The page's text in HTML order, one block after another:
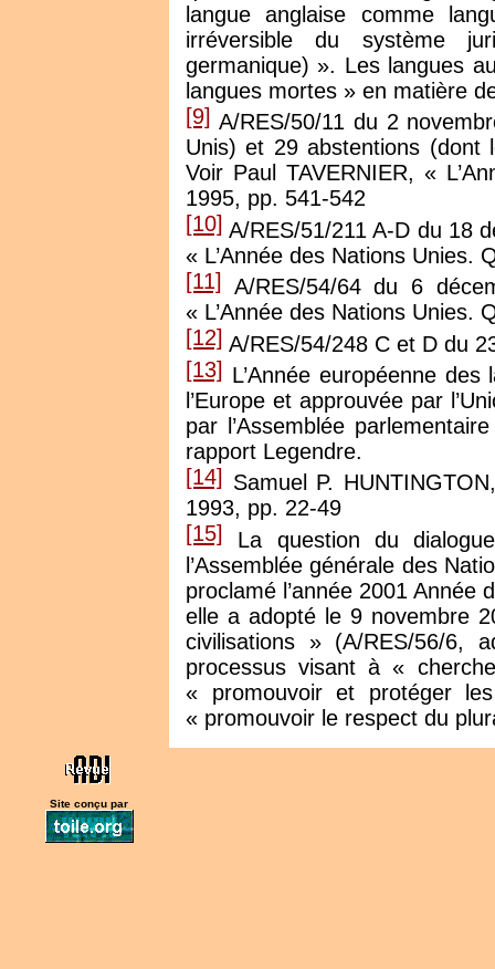
langue anglaise comme
irréversible du système
germanique) ». Les langues
langues mortes » en matière
[9] A/RES/50/11 du 2
Unis) et 29 abstentions (dont
Voir Paul TAVERNIER, «
1995, pp. 541-542
[10] A/RES/51/211 A-D du 18
« L’Année des Nations Unies.
[11] A/RES/54/64 du 6
« L’Année des Nations Unies.
[12] A/RES/54/248 C et D du
[13] L’Année européenne
l’Europe et approuvée par
par l’Assemblée
rapport Legendre.
[14] Samuel P.
1993, pp. 22-49
[15]
La question du
l’Assemblée générale des
proclamé l’année 2001 Année
elle a adopté le 9 novembre
civilisations » (A/RES/56/6,
processus visant à «
« promouvoir et protéger
« promouvoir le respect du
Site conçu par